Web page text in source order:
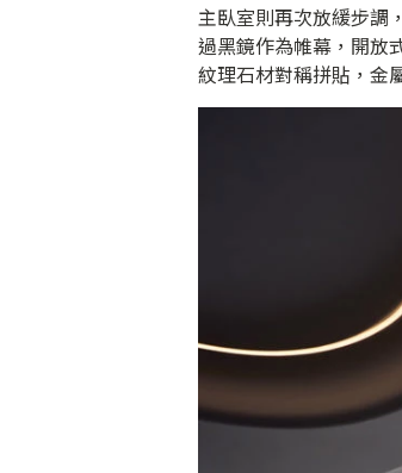
主臥室則再次放緩步調
過黑鏡作為帷幕，開放
紋理石材對稱拼貼，金